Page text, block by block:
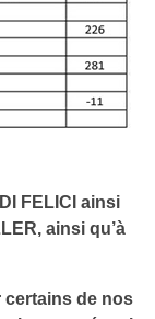
FELICI ainsi
ainsi qu’à
certains de nos